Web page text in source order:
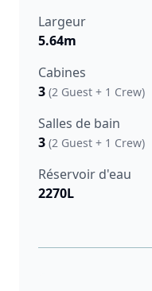
Largeur
5.64m
Cabines
3 (2 Guest + 1 Crew)
Salles de bain
3 (2 Guest + 1 Crew)
Réservoir d'eau
2270L